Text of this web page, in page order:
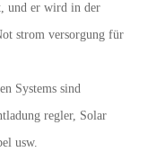
und er wird in der
strom versorgung für
Systems sind
regler, Solar
usw.